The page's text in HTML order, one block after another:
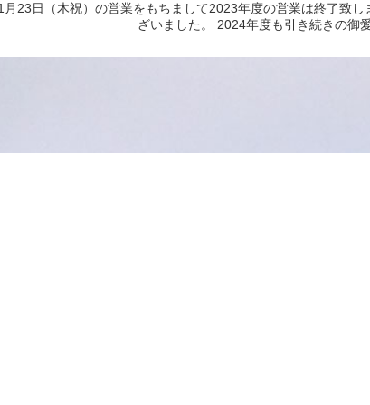
月23日（木祝）の営業をもちまして2023年度の営業は終了致
ざいました。 2024年度も引き続きの御